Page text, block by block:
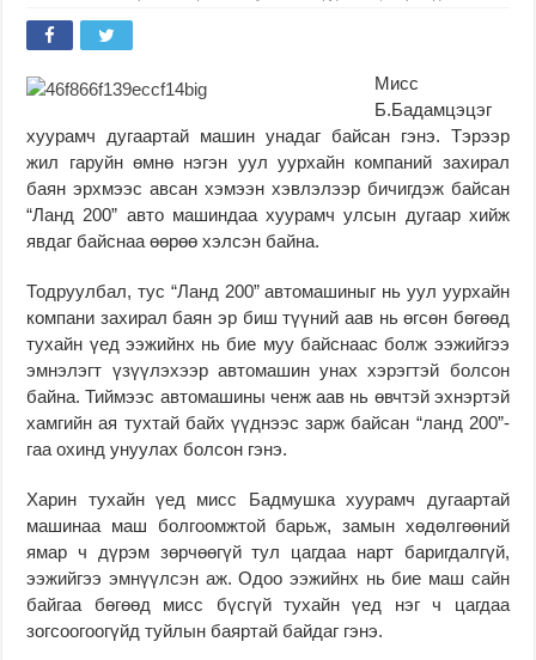
Мисс
Б.Бадамцэцэг
хуурамч дугаартай машин унадаг байсан гэнэ. Тэрээр
жил гаруйн өмнө нэгэн уул уурхайн компаний захирал
баян эрхмээс авсан хэмээн хэвлэлээр бичигдэж байсан
“Ланд 200” авто машиндаа хуурамч улсын дугаар хийж
явдаг байснаа өөрөө хэлсэн байна.
Тодруулбал, тус “Ланд 200” автомашиныг нь уул уурхайн
компани захирал баян эр биш түүний аав нь өгсөн бөгөөд
тухайн үед ээжийнх нь бие муу байснаас болж ээжийгээ
эмнэлэгт үзүүлэхээр автомашин унах хэрэгтэй болсон
байна. Тиймээс автомашины ченж аав нь өвчтэй эхнэртэй
хамгийн ая тухтай байх үүднээс зарж байсан “ланд 200”-
гаа охинд унуулах болсон гэнэ.
Харин тухайн үед мисс Бадмушка хуурамч дугаартай
машинаа маш болгоомжтой барьж, замын хөдөлгөөний
ямар ч дүрэм зөрчөөгүй тул цагдаа нарт баригдалгүй,
ээжийгээ эмнүүлсэн аж. Одоо ээжийнх нь бие маш сайн
байгаа бөгөөд мисс бүсгүй тухайн үед нэг ч цагдаа
зогсоогоогүйд туйлын баяртай байдаг гэнэ.